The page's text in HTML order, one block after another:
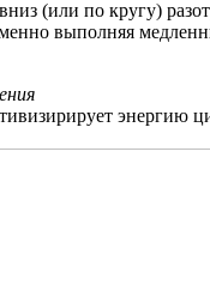
(или по кругу)
выполняя
энергию